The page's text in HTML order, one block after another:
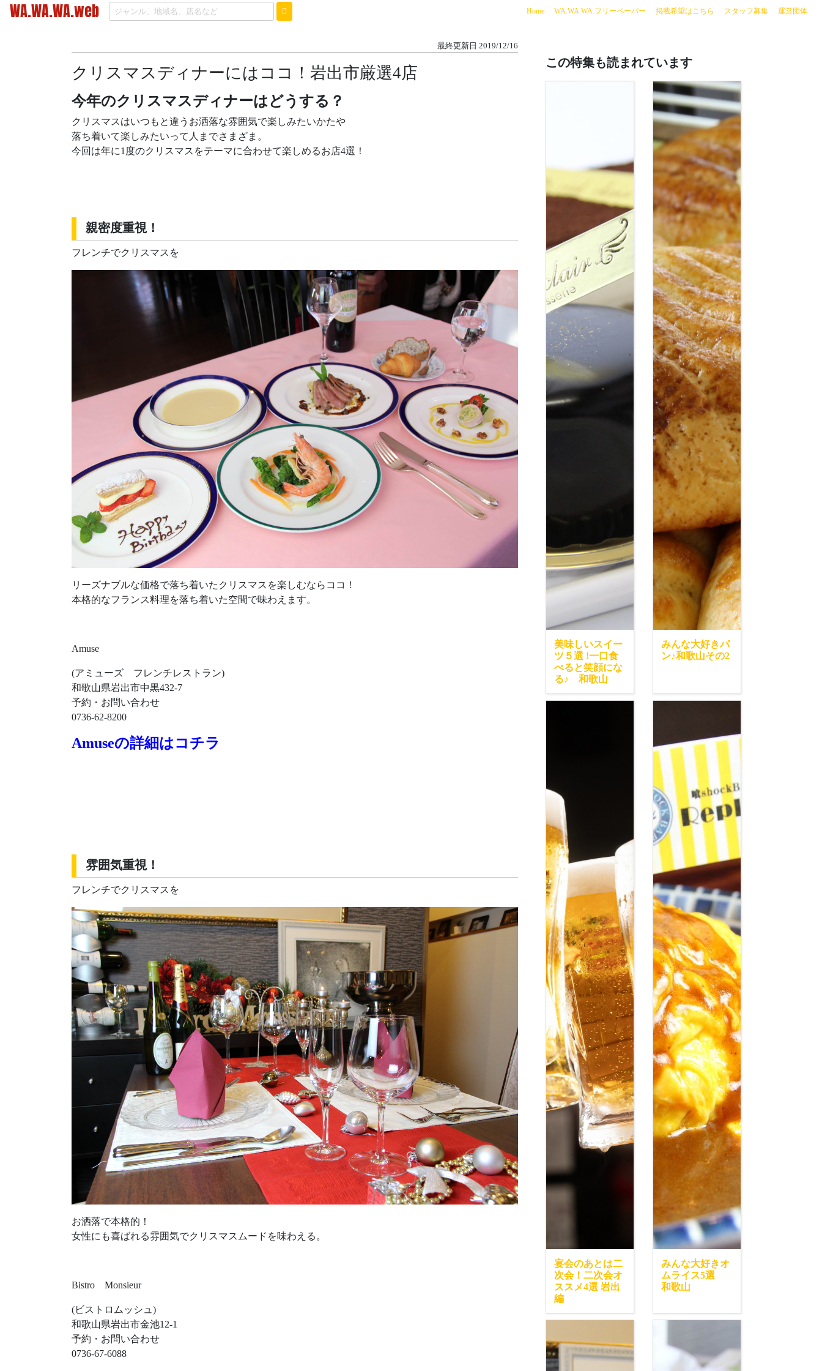
WA.WA.WA.web Home(current)
WA.WA.WA.フリーペーパー 掲載希望はこちら スタッフ募集 運営団体
最終更新日 2019/12/16
クリスマスディナーにはココ！岩出市厳選4店
今年のクリスマスディナーはどうする？
クリスマスはいつもと違うお洒落な雰囲気で楽しみたいかたや
落ち着いて楽しみたいって人までさまざま。
今回は年に1度のクリスマスをテーマに合わせて楽しめるお店4選！
親密度重視！
フレンチでクリスマスを
リーズナブルな価格で落ち着いたクリスマスを楽しむならココ！
本格的なフランス料理を落ち着いた空間で味わえます。
Amuse
(アミューズ フレンチレストラン)
和歌山県岩出市中黒432-7
予約・お問い合わせ
0736-62-8200
Amuseの詳細はコチラ
雰囲気重視！
フレンチでクリスマスを
お洒落で本格的！
女性にも喜ばれる雰囲気でクリスマスムードを味わえる。
Bistro Monsieur
(ビストロムッシュ)
和歌山県岩出市金池12-1
予約・お問い合わせ
0736-67-6088
この特集も読まれています
美味しいスイー
ツ５選 !一口食
べると笑顔にな
る♪ 和歌山
みんな大好きパ
ン♪和歌山その2
宴会のあとは二
次会！二次会オ
ススメ4選 岩出
編
みんな大好きオ
ムライス5選
和歌山